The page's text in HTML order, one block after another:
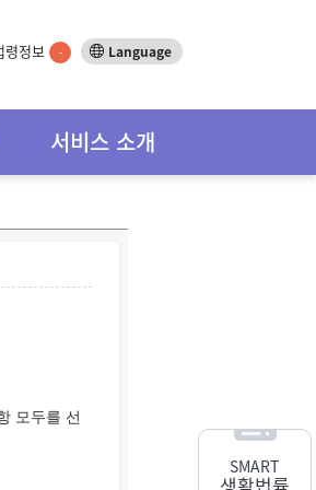
령정보 - Language
서비스 소개
SMART
모두를 선